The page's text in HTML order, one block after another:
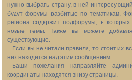
нужно выбрать страну, в ней
будут форумы разбитые по тематикам.
региона содержит подфорумы, в которых
новые темы. Также вы можете
существующие.
Если вы не читали правила, то стоит их
них находится над этим сообщением.
Ваши пожелания направляйте
координаты находятся внизу страницы.